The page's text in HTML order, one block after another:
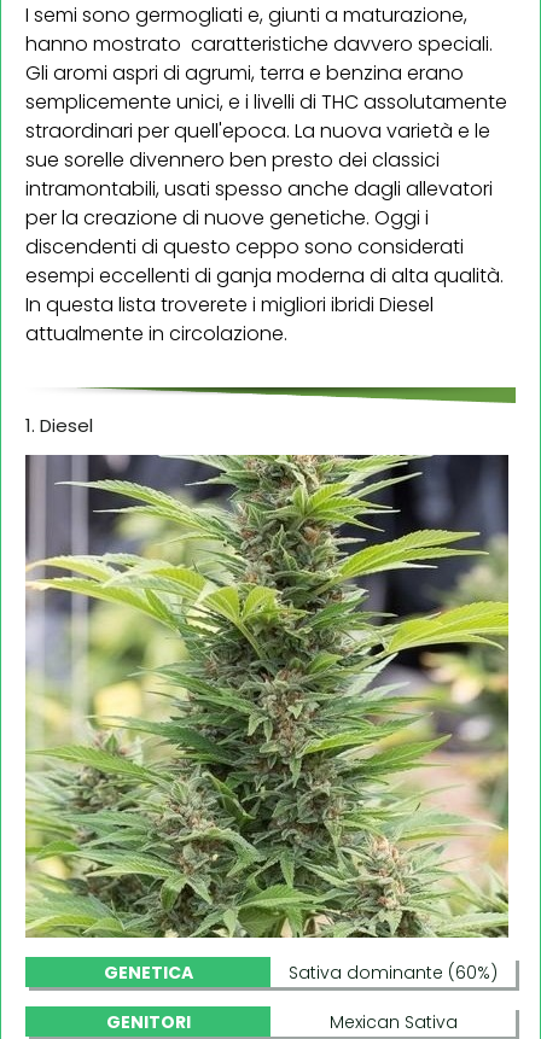
I semi sono germogliati e, giunti a maturazione,
hanno mostrato caratteristiche davvero speciali.
Gli aromi aspri di agrumi, terra e benzina erano
semplicemente unici, e i livelli di THC assolutamente
straordinari per quell'epoca. La nuova varietà e le
sue sorelle divennero ben presto dei classici
intramontabili, usati spesso anche dagli allevatori
per la creazione di nuove genetiche. Oggi i
discendenti di questo ceppo sono considerati
esempi eccellenti di ganja moderna di alta qualità.
In questa lista troverete i migliori ibridi Diesel
attualmente in circolazione.
1. Diesel
GENETICA Sativa dominante (60%)
GENITORI
Mexican Sativa